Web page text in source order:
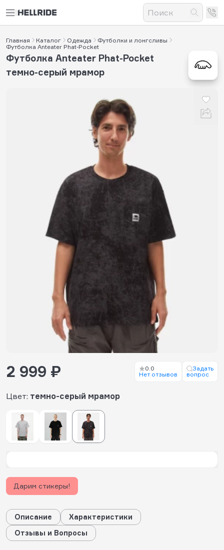
Главная Каталог Одежда
Футболки и лонгсливы
Футболка Anteater Phat-Pocket
Футболка Anteater Phat-Pocket
темно-серый мрамор
Цвет: темно-серый мрамор
2 999 ₽
0.0
Нет отзывов
Задать
вопрос
Дарим стикеры!
Описание
Характеристики
Отзывы и Вопросы